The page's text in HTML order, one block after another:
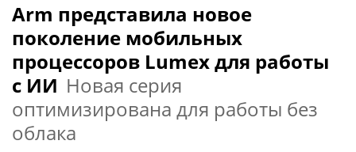
Arm представила новое
поколение мобильных
процессоров Lumex для работы
с ИИ Новая серия
оптимизирована для работы без
облака